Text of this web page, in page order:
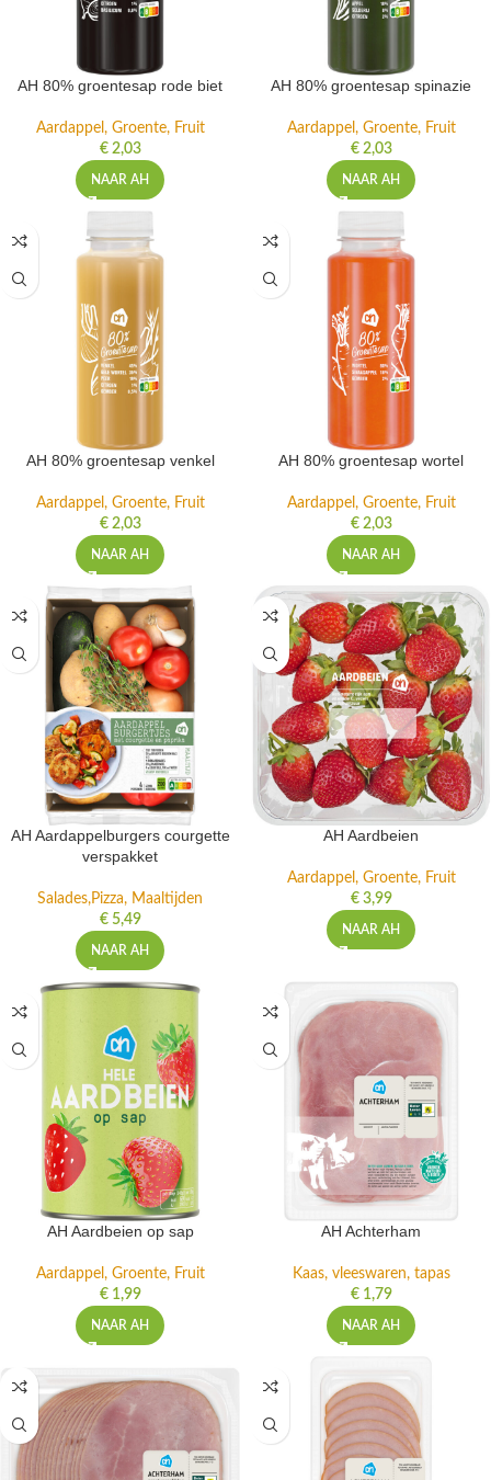
AH 80% groentesap rode biet
Aardappel, Groente, Fruit
€2,03
NAAR AH
AH 80% groentesap spinazie
Aardappel, Groente, Fruit
€2,03
NAAR AH
AH 80% groentesap venkel
Aardappel, Groente, Fruit
€2,03
NAAR AH
AH 80% groentesap wortel
Aardappel, Groente, Fruit
€2,03
NAAR AH
AH Aardappelburgers courgette
verspakket
Salades,Pizza, Maaltijden
€5,49
NAAR AH
AH Aardbeien
Aardappel, Groente, Fruit
€3,99
NAAR AH
AH Aardbeien op sap
Aardappel, Groente, Fruit
€1,99
NAAR AH
AH Achterham
Kaas, vleeswaren, tapas
€1,79
NAAR AH